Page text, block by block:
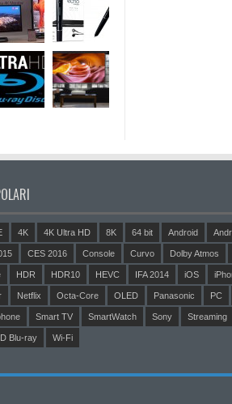
4K 4K Ultra HD 8K 64 bit Android
CES 2016 Console Curvo Dolby Atmos
HDR HDR10 HEVC IFA 2014 iOS
Netflix Octa-Core OLED Panasonic PC
Smart TV SmartWatch Sony Streaming
Blu-ray Wi-Fi